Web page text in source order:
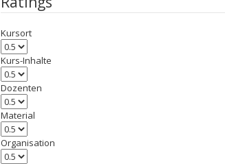
Kursort
Kurs-Inhalte
Dozenten
Material
Organisation